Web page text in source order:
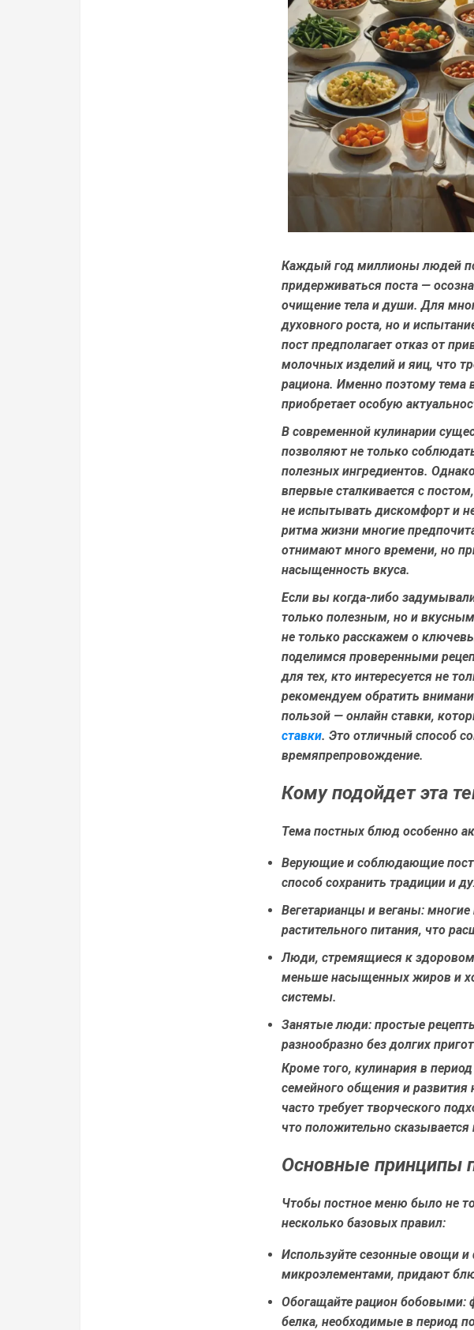
Каждый год миллионы людей
придерживаться поста —
очищение тела и души. Для
духовного роста, но и
пост предполагает отказ от
молочных изделий и яиц, что
рациона. Именно поэтому
приобретает особую
В современной кулинарии
позволяют не только
полезных ингредиентов.
впервые сталкивается с
не испытывать дискомфорт и
ритма жизни многие
отнимают много времени, но
насыщенность вкуса.
Если вы когда-либо
только полезным, но и
не только расскажем о
поделимся проверенными
для тех, кто интересуется не
рекомендуем обратить
пользой — онлайн ставки,
ставки. Это отличный способ
времяпрепровождение.
Кому подойдет эта
Тема постных блюд особенно
Верующие и соблюдающие
способ сохранить традиции и
Вегетарианцы и веганы: многие
растительного питания, что
Люди, стремящиеся к
меньше насыщенных жиров и
системы.
Занятые люди: простые
разнообразно без долгих
Кроме того, кулинария в
семейного общения и
часто требует творческого
что положительно
Основные принципы
Чтобы постное меню было не
несколько базовых правил:
Используйте сезонные овощи
микроэлементами, придают
Обогащайте рацион бобовыми:
белка, необходимые в период